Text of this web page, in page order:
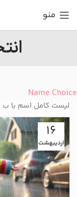
منو
Name Choice
لیست کامل اسم با ب
16
اردیبهشت